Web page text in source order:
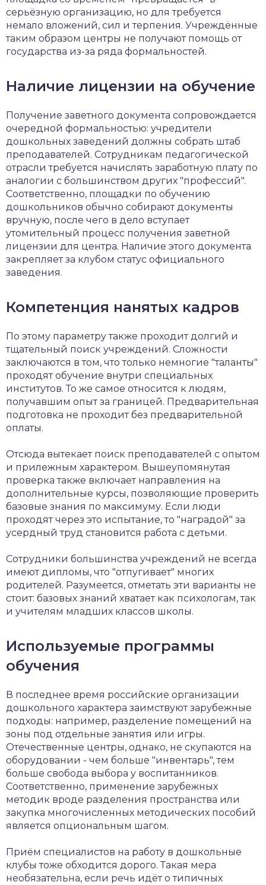
серьёзную организацию, но для требуется
немало вложений, сил и терпения. Учреждённые
таким образом центры не получают помощь от
государства из-за ряда формальностей.
Наличие лицензии на обучение
Получение заветного документа сопровождается
очередной формальностью: учредители
дошкольных заведений должны собрать штаб
преподавателей. Сотрудникам педагогической
отрасли требуется начислять заработную плату по
аналогии с большинством других "профессий".
Соответственно, площадки по обучению
дошкольников обычно собирают документы
вручную, после чего в дело вступает
утомительный процесс получения заветной
лицензии для центра. Наличие этого документа
закрепляет за клубом статус официального
заведения.
Компетенция нанятых кадров
По этому параметру также проходит долгий и
тщательный поиск учреждений. Сложности
заключаются в том, что только немногие "таланты"
проходят обучение внутри специальных
институтов. То же самое относится к людям,
получавшим опыт за границей. Предварительная
подготовка не проходит без предварительной
оплаты.
Отсюда вытекает поиск преподавателей с опытом
и прилежным характером. Вышеупомянутая
проверка также включает направления на
дополнительные курсы, позволяющие проверить
базовые знания по максимуму. Если люди
проходят через это испытание, то "наградой" за
усердный труд становится работа с детьми.
Сотрудники большинства учреждений не всегда
имеют дипломы, что "отпугивает" многих
родителей. Разумеется, отметать эти варианты не
стоит: базовых знаний хватает как психологам, так
и учителям младших классов школы.
Используемые программы
обучения
В последнее время российские организации
дошкольного характера заимствуют зарубежные
подходы: например, разделение помещений на
зоны под отдельные занятия или игры.
Отечественные центры, однако, не скупаются на
оборудовании - чем больше "инвентарь", тем
больше свобода выбора у воспитанников.
Соответственно, применение зарубежных
методик вроде разделения пространства или
закупка многочисленных методических пособий
является опциональным шагом.
Приём специалистов на работу в дошкольные
клубы тоже обходится дорого. Такая мера
необязательна, если речь идёт о типичных